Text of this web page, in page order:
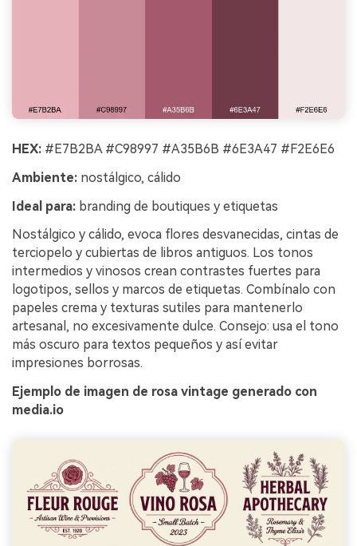
HEX: #E7B2BA #C98997 #A35B6B #6E3A47 #F2E6E6
Ambiente: nostálgico, cálido
Ideal para: branding de boutiques y etiquetas
Nostálgico y cálido, evoca flores desvanecidas, cintas de
terciopelo y cubiertas de libros antiguos. Los tonos
intermedios y vinosos crean contrastes fuertes para
logotipos, sellos y marcos de etiquetas. Combínalo con
papeles crema y texturas sutiles para mantenerlo
artesanal, no excesivamente dulce. Consejo: usa el tono
más oscuro para textos pequeños y así evitar
impresiones borrosas.
Ejemplo de imagen de rosa vintage generado con
media.io